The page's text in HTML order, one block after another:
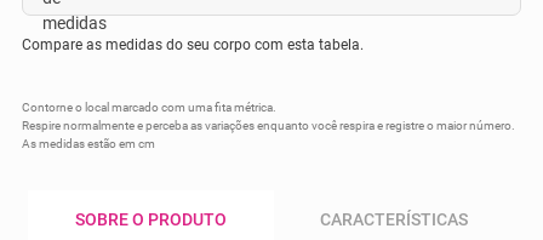
Compare as medidas do seu corpo com esta tabela.
Contorne o local marcado com uma fita métrica.
Respire normalmente e perceba as variações enquanto você respira e registre o maior número.
As medidas estão em cm
SOBRE O PRODUTO CARACTERÍSTICAS